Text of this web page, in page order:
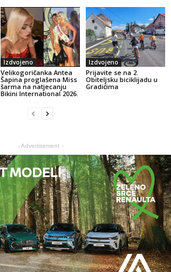
Izdvojeno
Velikogoričanka Antea
Šapina proglašena Miss
šarma na natjecanju
Bikini International 2026.
Izdvojeno
Prijavite se na 2.
Obiteljsku biciklijadu u
Gradićima
- Advertisement -